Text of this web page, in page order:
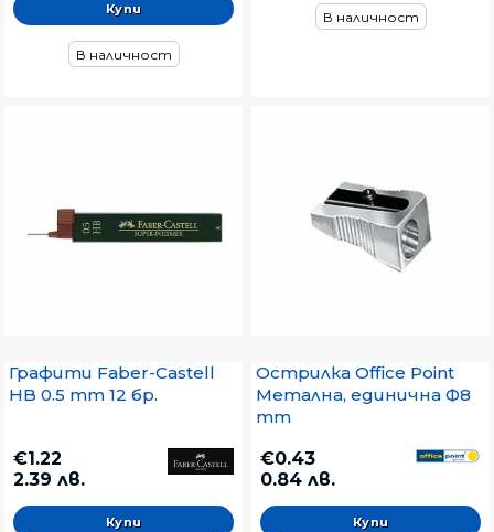
В наличност
В наличност
Графити Faber-Castell
HB 0.5 mm 12 бр.
€1.22
2.39 лв.
Острилка Office Point
Метална, единична Ф8
mm
€0.43
0.84 лв.